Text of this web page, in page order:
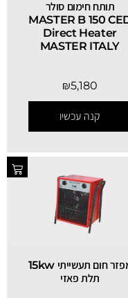
תותח חימום סולר
MASTER B 150
Direct Heater
MASTER ITALY
₪5,180
קנה עכשיו
מפזר חום תעשייתי 15kw
תלת פאזי